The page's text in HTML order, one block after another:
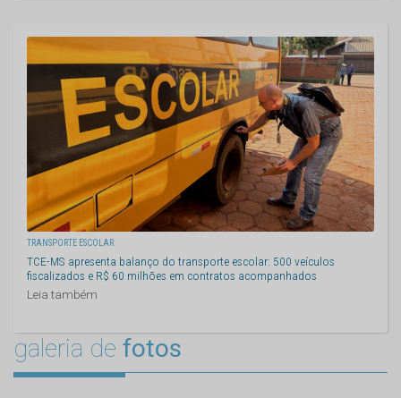
TRANSPORTE ESCOLAR
TCE-MS apresenta balanço do transporte escolar: 500 veículos
fiscalizados e R$ 60 milhões em contratos acompanhados
Leia também
galeria de fotos